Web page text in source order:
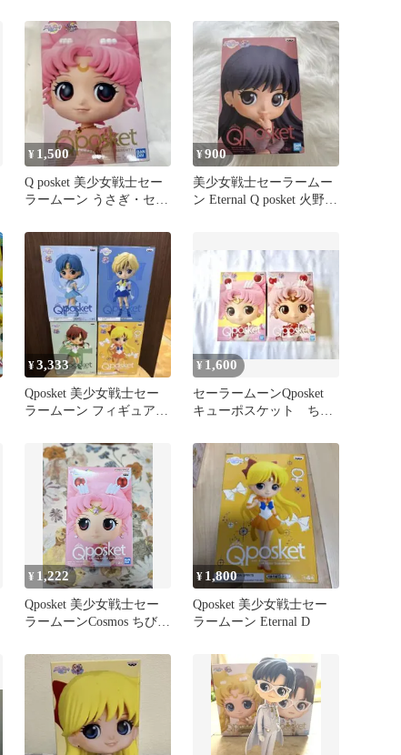
¥ 1,500
Q posket 美少女戦士セー
ラームーン うさぎ・セレ
¥900
美少女戦士セーラームー
ン Eternal Q posket 火野レ
¥3,333
Qposket 美少女戦士セー
ラームーン フィギュア 4
¥ 1,600
セーラームーンQposket
キューポスケット ちび
ア
¥ 1,222
Qposket 美少女戦士セー
ラームーンCosmos ちびム
¥ 1,800
Qposket 美少女戦士セー
ラームーン Eternal D